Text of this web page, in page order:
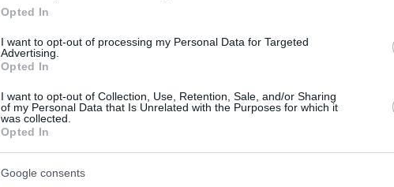
Opted In
I want to opt-out of processing my Personal Data for Targeted
Advertising.
Opted In
I want to opt-out of Collection, Use, Retention, Sale, and/or Sharing
of my Personal Data that Is Unrelated with the Purposes for which it
was collected.
Opted In
Google consents